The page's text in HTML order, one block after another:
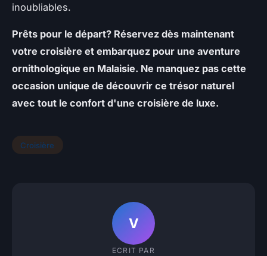
inoubliables.
Prêts pour le départ? Réservez dès maintenant
votre croisière et embarquez pour une aventure
ornithologique en Malaisie. Ne manquez pas cette
occasion unique de découvrir ce trésor naturel
avec tout le confort d'une croisière de luxe.
Croisière
V
ECRIT PAR